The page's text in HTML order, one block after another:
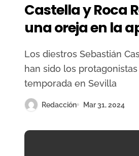
Castella y Roca
una oreja en la
temporada en
Los diestros Sebastián Castella y Roca Rey
han sido los
temporada en Sevilla
Redacción Mar 31, 2024